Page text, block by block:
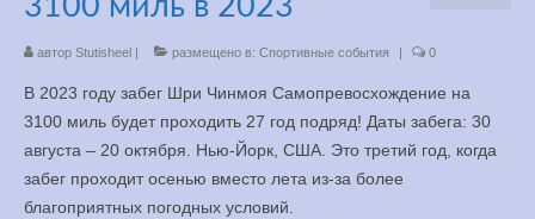
Медитация
Книги
Менеджмент
автор Stutisheel | размещено в: Спортивные события | 0
В 2023 году забег Шри Чинмоя Самопревосхождение на
3100 миль будет проходить 27 год подряд! Даты забега: 30
августа – 20 октября. Нью-Йорк, США. Это третий год, когда
забег проходит осенью вместо лета из-за более
благоприятных погодных условий.